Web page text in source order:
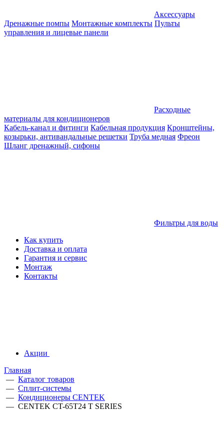
Аксессуары
Дренажные помпы Монтажные комплекты Пульты
управления и лицевые панели
Расходные
материалы для кондиционеров
Кабель-канал и фитинги Кабельная продукция Кронштейны,
козырьки, антивандальные решетки Труба медная Фреон
Шланг дренажный, сифоны
Фильтры для воды
Как купить
Доставка и оплата
Гарантия и сервис
Монтаж
Контакты
Акции
Главная
— Каталог товаров
— Сплит-системы
— Кондиционеры CENTEK
— CENTEK CT-65T24 T SERIES